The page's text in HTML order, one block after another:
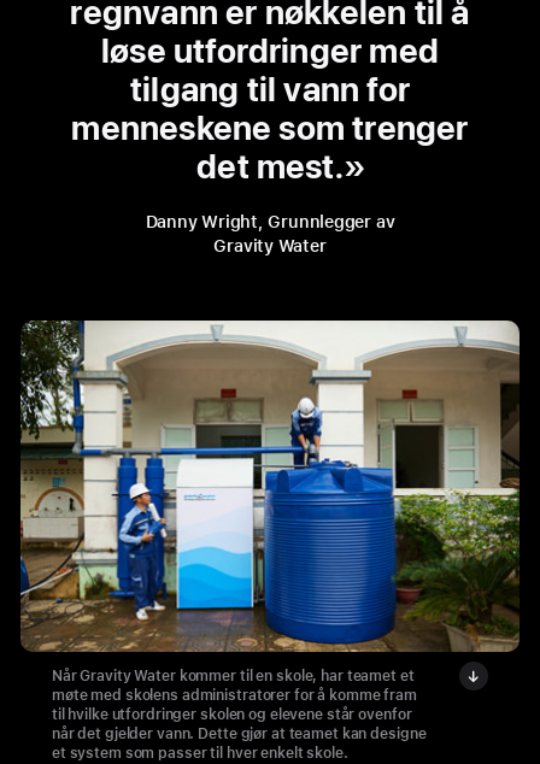
regnvann er nøkkelen til å
løse utfordringer med
tilgang til vann for
menneskene som trenger
det mest.
Danny Wright, Grunnlegger av
Gravity Water
Når Gravity Water kommer til en skole, har teamet et
møte med skolens administratorer for å komme fram
til hvilke utfordringer skolen og elevene står ovenfor
når det gjelder vann. Dette gjør at teamet kan designe
et system som passer til hver enkelt skole.